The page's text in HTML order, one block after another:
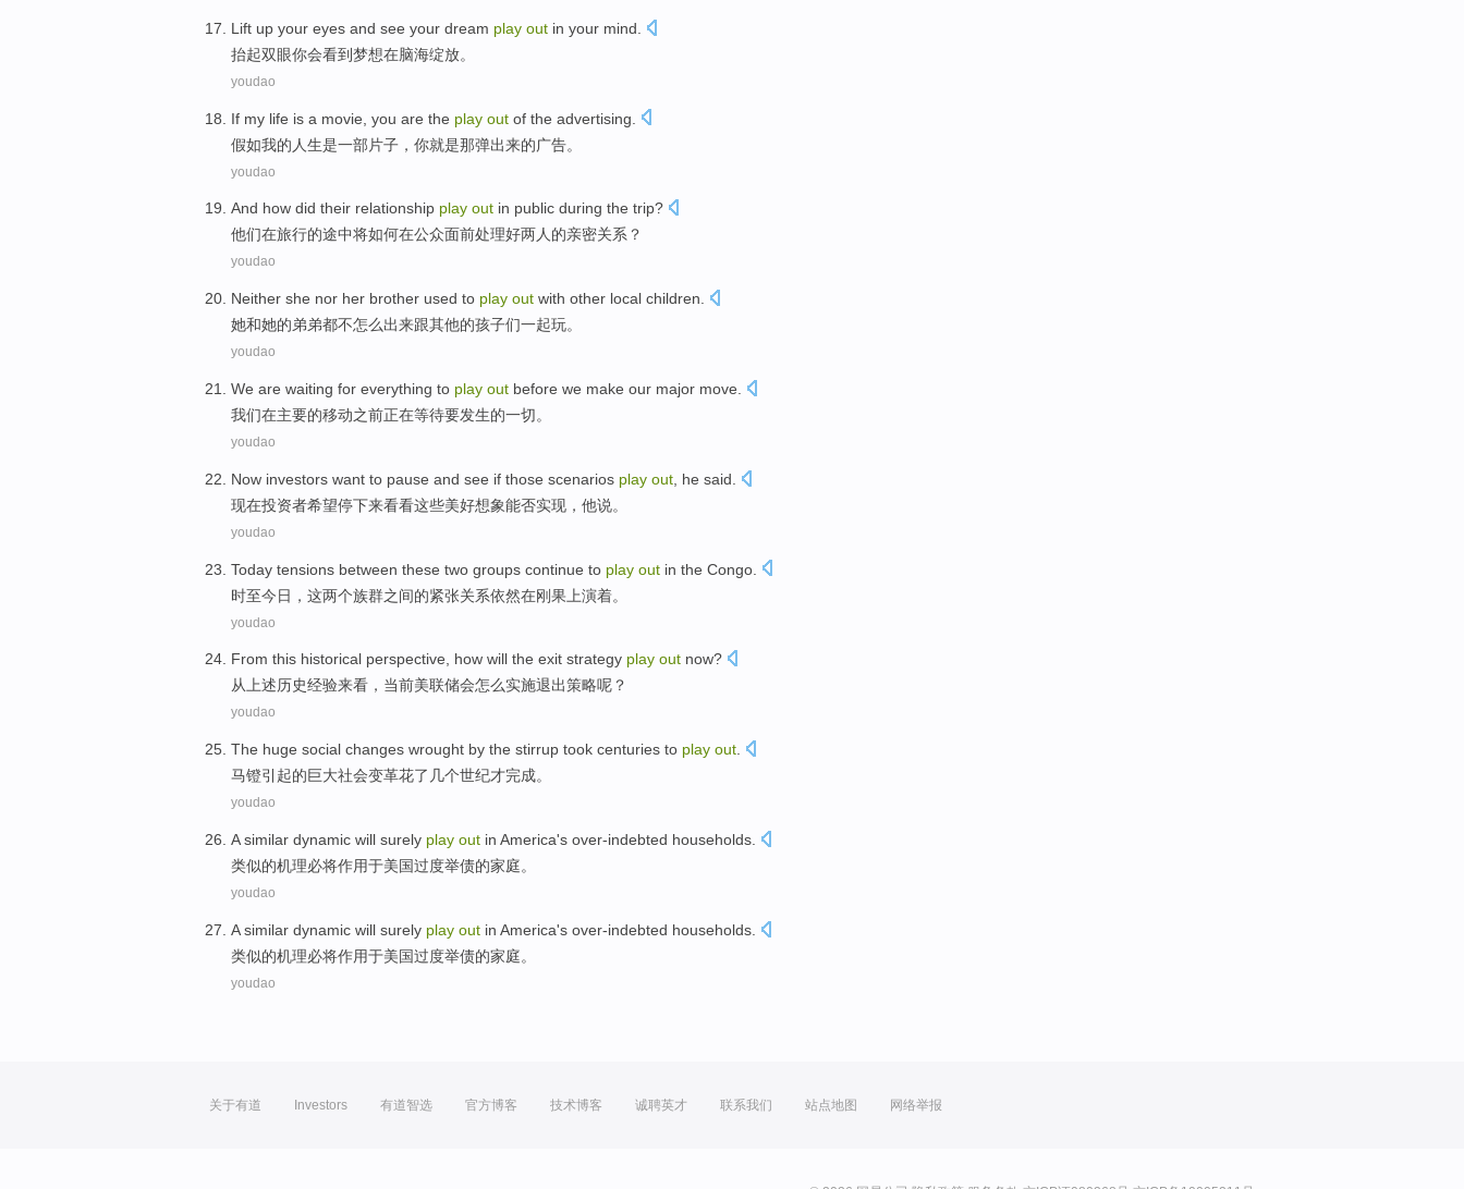
Lift up your eyes and see your dream play out in your mind
抬起双眼你会看到梦想在脑海绽放。
youdao
If my life is a movie you are the play out of the advertising
假如我的 人生是一部片子， 你就是那弹出来的广告。
youdao
And how did their relationship play out in public during the trip?
他们在旅行的途中将如何在公众面前处理好两人的亲密关系？
youdao
Neither she nor her brother used to play out with other local children
她和她的弟弟都不怎么出来跟其他的孩子们一起玩。
youdao
We are waiting for everything to play out before we make our major move
我们在主要的移动之前正在等待要发生的一切。
youdao
Now investors want to pause and see if those scenarios play out he said
现在投资者希望停下来看看这些美好想象能否实现， 他说。
youdao
Today tensions between these two groups continue to play out in the Congo
时至今日 ， 这两个族群之间的紧张关系依然在刚果上演着。
youdao
From this historical perspective, how will the exit strategy play out now?
从上述历史经验来看 ， 当前美联储会怎么实施退出策略呢？
youdao
The huge social changes wrought by the stirrup took centuries to play out
马镫引起的巨大社会变革花了 几个世纪才完成。
youdao
A similar dynamic will surely play out in America's over-indebted households
类似的机理必将作用于美国过度举债的家庭。
youdao
A similar dynamic will surely play out in America's over-indebted households
类似的机理必将作用于美国过度举债的家庭。
youdao
关于有道 Investors 有道智选 官方博客 技术博客 诚聘英才 联系我们 站点地图 网络举报